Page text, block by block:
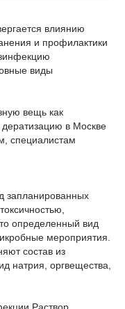
влиянию
и профилактики
виды
вещь как
дератизацию в Москве
специалистам
запланированных
определенный вид
мероприятия.
состав из
натрия, оргвещества,